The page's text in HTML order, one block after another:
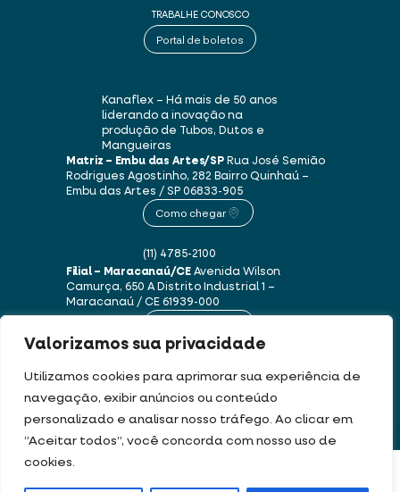
Valorizamos sua privacidade
Utilizamos cookies para aprimorar sua experiência de
navegação, exibir anúncios ou conteúdo
personalizado e analisar nosso tráfego. Ao clicar em
“Aceitar todos”, você concorda com nosso uso de
cookies.
TRABALHE CONOSCO
Portal de boletos
Kanaflex – Há mais de 50 anos
liderando a inovação na
produção de Tubos, Dutos e
Mangueiras
Matriz – Embu das Artes/SPRua José Semião
Rodrigues Agostinho, 282 Bairro Quinhaú –
Embu das Artes / SP06833-905
Como chegar
(11) 4785-2100
Filial – Maracanaú/CEAvenida Wilson
Camurça, 650 ADistrito Industrial 1 –
Maracanaú / CE61939-000
Este site usa cookies e dados pessoais de acordo com os nossos Termos de Uso e